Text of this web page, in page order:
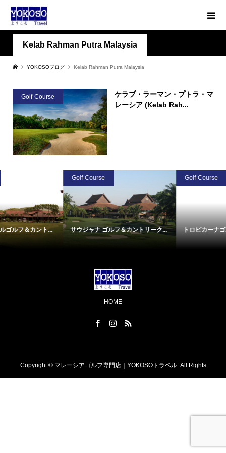
Kelab Rahman Putra Malaysia
YOKOSOブログ Kelab Rahman Putra Malaysia
Golf-Course
ケラブ・ラーマン・プトラ・マ
レーシア (Kelab Rah...
... サウジャナ ゴルフ＆カントリーク... トロピカーナゴルフ＆カント
HOME
Copyright ©マレーシアゴルフ専門店｜YOKOSOトラベル. All Rights